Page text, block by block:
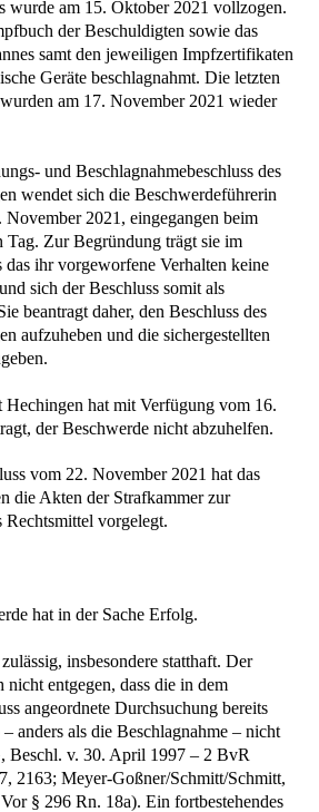
wurde am 15. Oktober 2021 vollzogen.
der Beschuldigten sowie das
samt den jeweiligen Impfzertifikaten
Geräte beschlagnahmt. Die letzten
am 17. November 2021 wieder
und Beschlagnahmebeschluss des
wendet sich die Beschwerdeführerin
2021, eingegangen beim
Tag. Zur Begründung trägt sie im
das ihr vorgeworfene Verhalten keine
sich der Beschluss somit als
beantragt daher, den Beschluss des
aufzuheben und die sichergestellten
Hechingen hat mit Verfügung vom 16.
der Beschwerde nicht abzuhelfen.
vom 22. November 2021 hat das
die Akten der Strafkammer zur
Rechtsmittel vorgelegt.
hat in der Sache Erfolg.
insbesondere statthaft. Der
nicht entgegen, dass die in dem
angeordnete Durchsuchung bereits
– anders als die Beschlagnahme – nicht
v. 30. April 1997 – 2 BvR
2163; Meyer-Goßner/Schmitt/Schmitt,
§ 296 Rn. 18a). Ein fortbestehendes